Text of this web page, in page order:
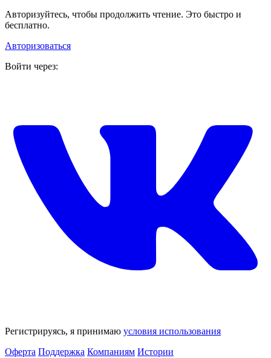
Авторизуйтесь, чтобы продолжить чтение. Это быстро и
бесплатно.
Авторизоваться
Войти через:
Регистрируясь, я принимаю условия использования
Оферта Поддержка Компаниям Истории